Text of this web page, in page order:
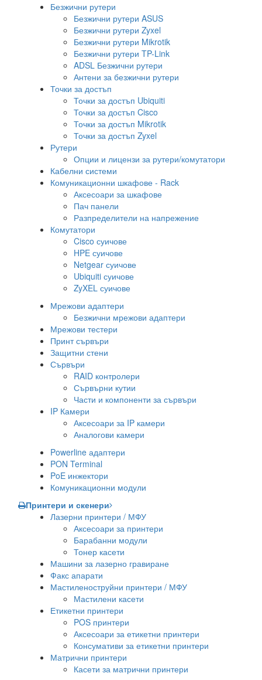
Безжични рутери
Безжични рутери ASUS
Безжични рутери Zyxel
Безжични рутери Mikrotik
Безжични рутери TP-Link
ADSL Безжични рутери
Антени за безжични рутери
Точки за достъп
Точки за достъп Ubiquiti
Точки за достъп Cisco
Точки за достъп Mikrotik
Точки за достъп Zyxel
Рутери
Опции и лицензи за рутери/комутатори
Кабелни системи
Комуникационни шкафове - Rack
Аксесоари за шкафове
Пач панели
Разпределители на напрежение
Комутатори
Cisco суичове
HPE суичове
Netgear суичове
Ubiquiti суичове
ZyXEL суичове
Мрежови адаптери
Безжични мрежови адаптери
Мрежови тестери
Принт сървъри
Защитни стени
Сървъри
RAID контролери
Сървърни кутии
Части и компоненти за сървъри
IP Камери
Аксесоари за IP камери
Аналогови камери
Powerline адаптери
PON Terminal
PoE инжектори
Комуникационни модули
Принтери и скенери
Лазерни принтери / МФУ
Аксесоари за принтери
Барабанни модули
Тонер касети
Машини за лазерно гравиране
Факс апарати
Мастиленоструйни принтери / МФУ
Мастилени касети
Етикетни принтери
POS принтери
Аксесоари за етикетни принтери
Консумативи за етикетни принтери
Матрични принтери
Касети за матрични принтери